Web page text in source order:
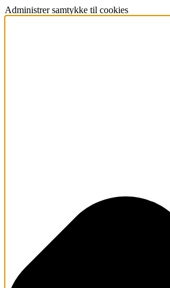
Administrer samtykke til cookies